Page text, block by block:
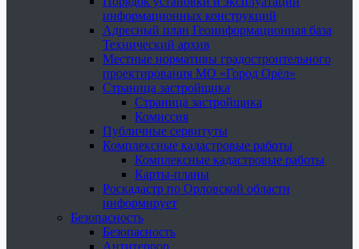
информационных конструкций
Адресный план Геоинформационная база
Технический архив
Местные нормативы градостроительного
проектирования МО «Город Орёл»
Страница застройщика
Страница застройщика
Комиссия
Публичные сервитуты
Комплексные кадастровые работы
Комплексные кадастровые работы
Карты-планы
Роскадастр по Орловской области
информирует
Безопасность
Безопасность
Антитеррор